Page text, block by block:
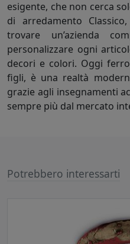
esigente, che non cerca
di arredamento
trovare un’azienda
personalizzare ogni
decori e colori. Oggi
figli, è una realtà
grazie agli insegnamenti
sempre più dal mercato
Potrebbero interessarti